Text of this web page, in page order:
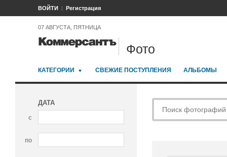
ВОЙТИ Регистрация
07 АВГУСТА, ПЯТНИЦА
Фото
КАТЕГОРИИ СВЕЖИЕ ПОСТУПЛЕНИЯ АЛЬБОМЫ
ДАТА
с
по